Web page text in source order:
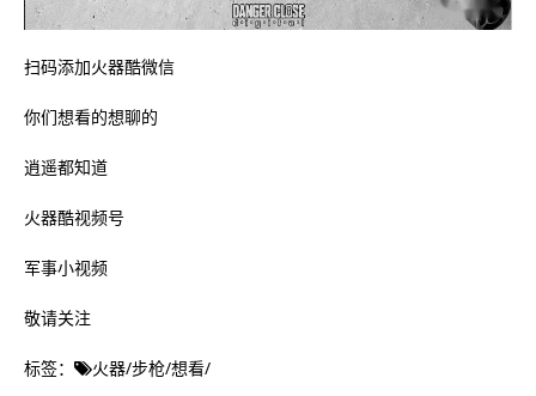
扫码添加火器酷微信
你们想看的想聊的
逍遥都知道
火器酷视频号
军事小视频
敬请关注
标签： 火器/步枪/想看/